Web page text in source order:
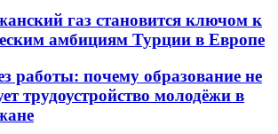
газ становится ключом к
амбициям Турции в Европе
работы: почему образование не
трудоустройство молодёжи в